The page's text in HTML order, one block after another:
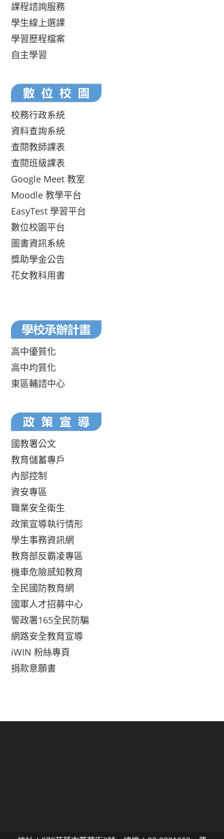
課程諮詢服務
學生線上選課
學習歷程檔案
自主學習
校務行政系統
資料查詢系統
查閱教師課表
查閱班級課表
Google Meet 教室
Moodle 教學平台
EasyTest 學習平台
數位校園平台
圖書資訊系統
獎助學金公告
花女教科用書
高中優質化
高中均質化
東區輔諮中心
國教署公文
教育儲蓄專戶
內部控制
資安專區
職業安全衛生
政策宣導執行情形
學生事務資訊網
教育部反霸凌專區
機車危險感知教育
全民國防教育網
國軍人才招募中心
警政署165全民防騙
網路安全教育宣導
iWIN 粉絲專頁
捐款意願書